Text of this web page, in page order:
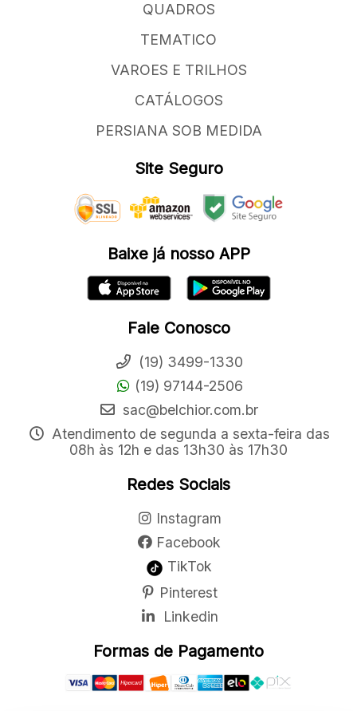
QUADROS
TEMATICO
VAROES E TRILHOS
CATÁLOGOS
PERSIANA SOB MEDIDA
Site Seguro
Baixe já nosso APP
Fale Conosco
(19) 3499-1330
(19) 97144-2506
sac@belchior.com.br
Atendimento de segunda a sexta-feira das
08h às 12h e das 13h30 às 17h30
Redes Sociais
Instagram
Facebook
TikTok
Pinterest
Linkedin
Formas de Pagamento